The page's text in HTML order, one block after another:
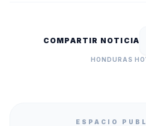
COMPARTIR NOTICIA
HONDURAS
ESPACIO